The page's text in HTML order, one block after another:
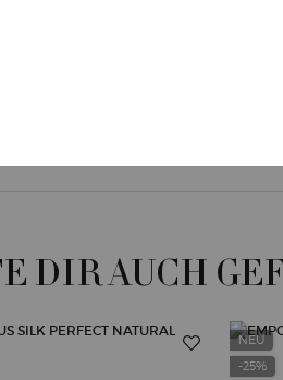
DIR AUCH
NEU
-25%